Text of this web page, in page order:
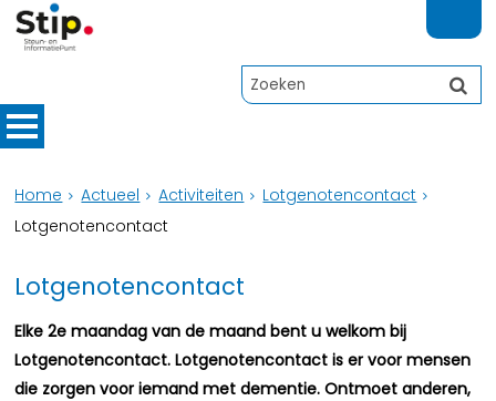
Home Actueel Activiteiten
Lotgenotencontact
Lotgenotencontact
Lotgenotencontact
Elke 2e maandag van de maand bent u welkom bij
Lotgenotencontact. Lotgenotencontact is er voor mensen
die zorgen voor iemand met dementie. Ontmoet anderen,